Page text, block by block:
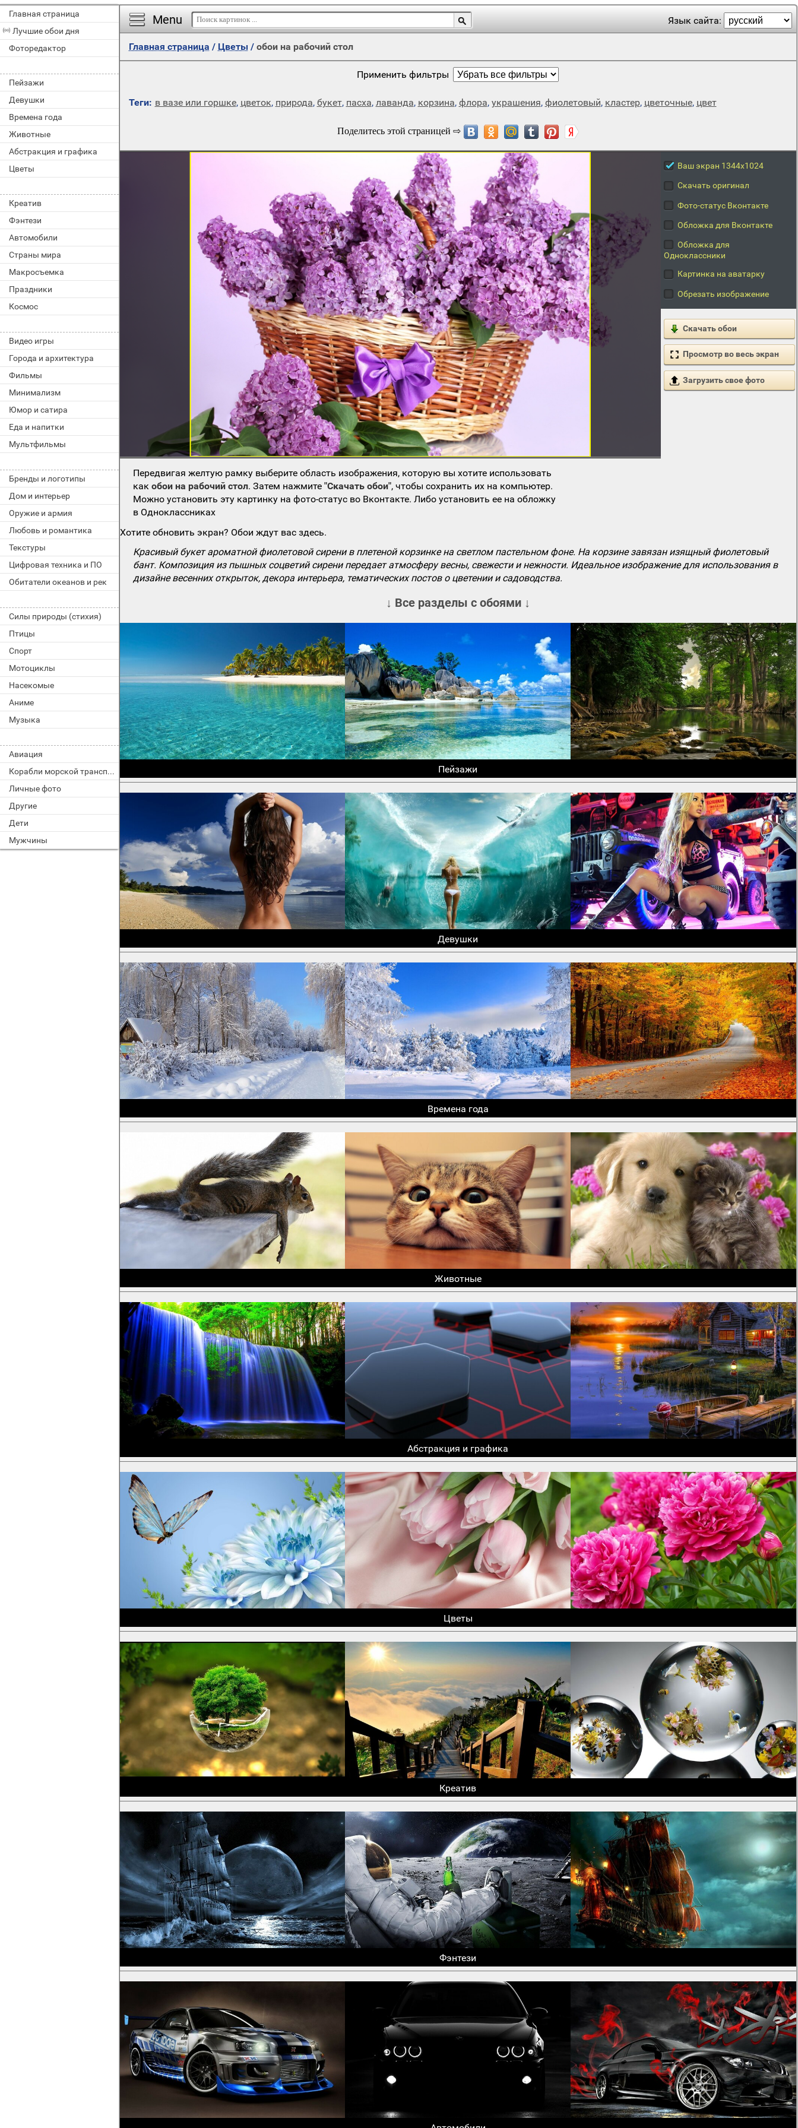
Главная страница
Лучшие обои дня
Фоторедактор
Пейзажи
Девушки
Времена года
Животные
Абстракция и графика
Цветы
Креатив
Фэнтези
Автомобили
Страны мира
Макросъемка
Праздники
Космос
Видео игры
Города и архитектура
Фильмы
Минимализм
Юмор и сатира
Еда и напитки
Мультфильмы
Бренды и логотипы
Дом и интерьер
Оружие и армия
Любовь и романтика
Текстуры
Цифровая техника и ПО
Обитатели океанов и рек
Силы природы (стихия)
Птицы
Спорт
Мотоциклы
Насекомые
Аниме
Музыка
Авиация
Корабли морской транспорт
Личные фото
Другие
Дети
Мужчины
Menu Язык сайта:
Главная страница / Цветы/ обои на рабочий стол
Применить фильтры
Теги: в вазе или горшке, цветок, природа, букет, пасха, лаванда, корзина, флора, украшения, фиолетовый, кластер, цветочные, цвет
Ваш экран 1344x1024
Скачать оригинал
Фото-статус Вконтакте
Обложка для Вконтакте
Обложка для
Одноклассники
Картинка на аватарку
Обрезать изображение
Скачать обои
Просмотр во весь экран
Загрузить свое фото
Передвигая желтую рамку выберите область изображения, которую вы хотите использовать
какобои на рабочий стол. Затем нажмите"Скачать обои", чтобы сохранить их на компьютер.
Можно установить эту картинку на фото-статус во Вконтакте. Либо установить ее на обложку
в Одноклассниках
Хотите обновить экран? Обои ждут вас здесь.
Красивый букет ароматной фиолетовой сирени в плетеной корзинке на светлом пастельном фоне. На корзине завязан изящный фиолетовый
бант. Композиция из пышных соцветий сирени передает атмосферу весны, свежести и нежности. Идеальное изображение для использования в
дизайне весенних открыток, декора интерьера, тематических постов о цветении и садоводства.
↓ Все разделы с обоями ↓
Пейзажи
Девушки
Времена года
Животные
Абстракция и графика
Цветы
Креатив
Фэнтези